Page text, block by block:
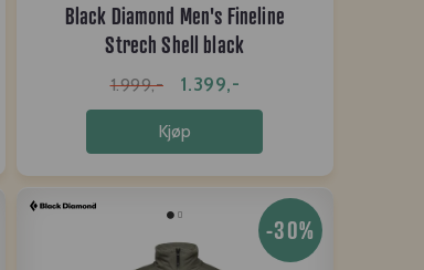
Black Diamond Men's Fineline
Strech Shell black
1.999,- 1.399,-
Kjøp
-30%